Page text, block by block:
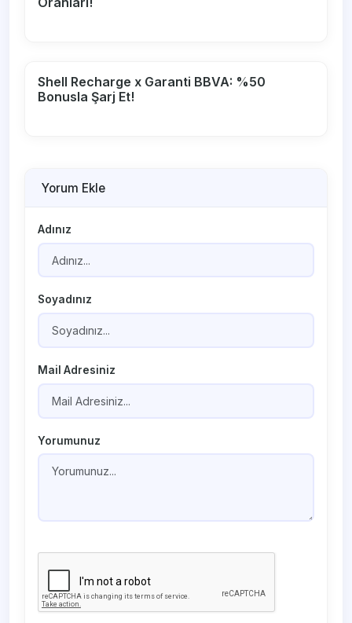
Shell Recharge x Garanti BBVA: %50
Bonusla Şarj Et!
Yorum Ekle
Adınız
Soyadınız
Mail Adresiniz
Yorumunuz